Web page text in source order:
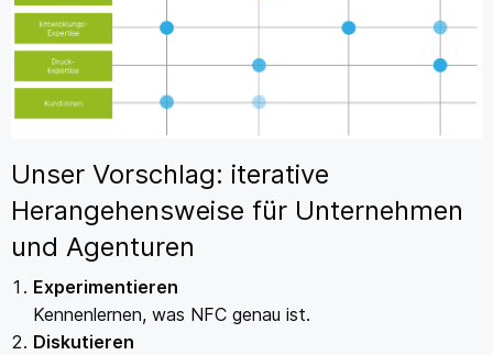
Unser Vorschlag: iterative
Herangehensweise für Unternehmen
und Agenturen
Experimentieren
Kennenlernen, was NFC genau ist.
Diskutieren